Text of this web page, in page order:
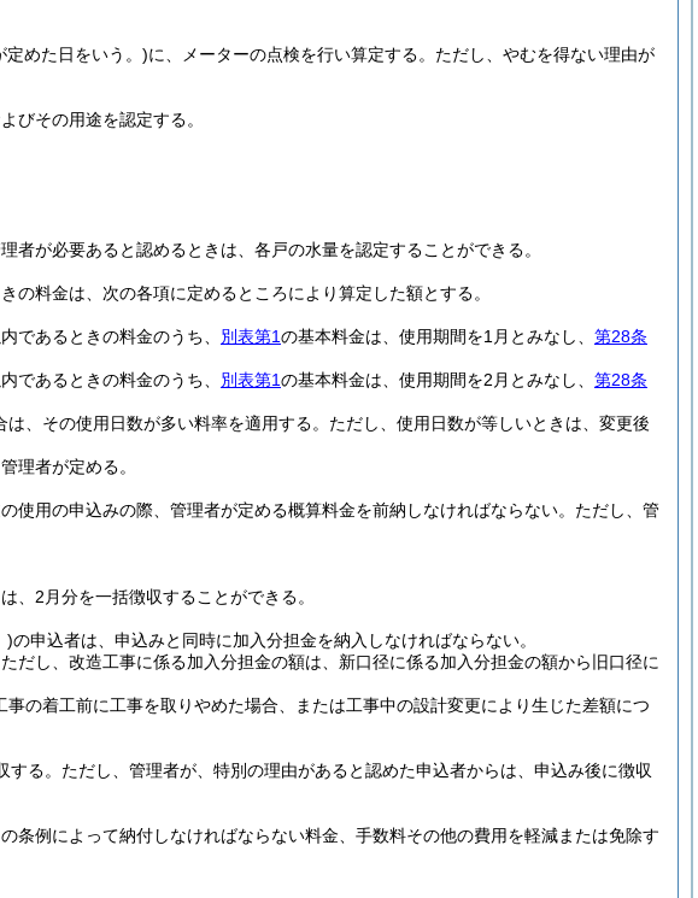
定めた日をいう。)に、メーターの点検を行い算定する。 ただし、やむを得ない理由が
びその用途を認定する。
者が必要あると認めるときは、各戸の水量を認定することができる。
の料金は、次の各項に定めるところにより算定した額とする。
であるときの料金のうち、 別表第1の基本料金は、使用期間を1月とみなし、 第28条
であるときの料金のうち、 別表第1の基本料金は、使用期間を2月とみなし、 第28条
、その使用日数が多い料率を適用する。 ただし、使用日数が等しいときは、変更後
理者が定める。
用の申込みの際、管理者が定める概算料金を前納しなければならない。 ただし、管
、2月分を一括徴収することができる。
)の申込者は、申込みと同時に加入分担金を納入しなければならない。
ただし、改造工事に係る加入分担金の額は、新口径に係る加入分担金の額から旧口径に
事の着工前に工事を取りやめた場合、または工事中の設計変更により生じた差額につ
る。 ただし、管理者が、特別の理由があると認めた申込者からは、申込み後に徴収
条例によって納付しなければならない料金、手数料その他の費用を軽減または免除す